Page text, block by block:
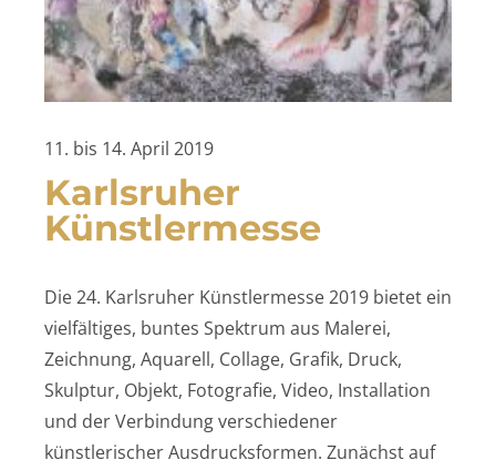
11. bis 14. April 2019
Karlsruher
Künstlermesse
Die 24. Karlsruher Künstlermesse 2019 bietet ein
vielfältiges, buntes Spektrum aus Malerei,
Zeichnung, Aquarell, Collage, Grafik, Druck,
Skulptur, Objekt, Fotografie, Video, Installation
und der Verbindung verschiedener
künstlerischer Ausdrucksformen. Zunächst auf